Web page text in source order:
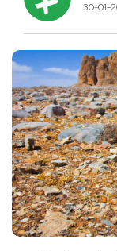
30-01-